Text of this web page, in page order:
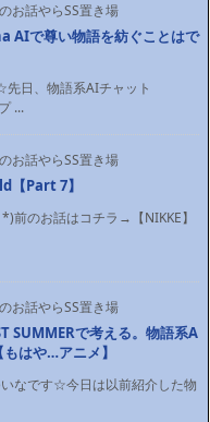
お話やらSS置き場
AIで尊い物語を紡ぐことはで
日、物語系AIチャット
...
お話やらSS置き場
【Part 7】
前のお話はコチラ→【NIKKE】
お話やらSS置き場
SUMMERで考える。物語系A
はや…アニメ】
なです☆今日は以前紹介した物